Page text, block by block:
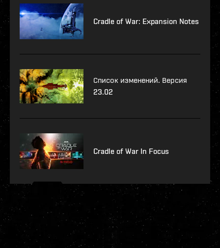
Cradle of War: Expansion Notes
Список изменений. Версия
23.02
Cradle of War In Focus